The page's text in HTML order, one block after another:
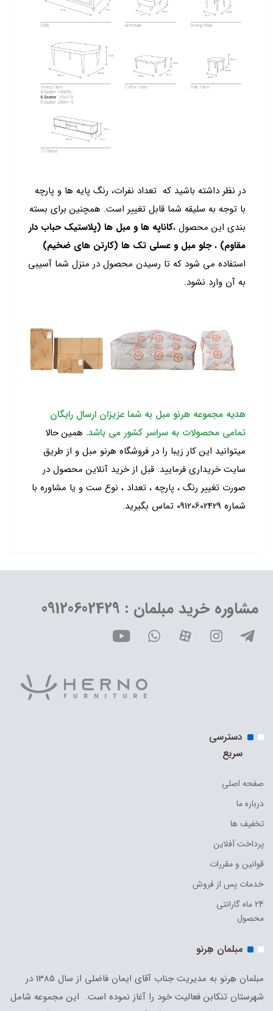
در نظر داشته باشید که تعداد نفرات، رنگ پایه ها و پارچه
با توجه به سلیقه شما قابل تغییر است. همچنین برای بسته
بندی این محصول ،کاناپه ها و مبل ها (پلاستیک حباب دار
مقاوم) ،جلو مبل و عسلی تک ها (کارتن های ضخیم)
استفاده می شود که تا رسیدن محصول در منزل شما آسیبی
به آن وارد نشود.
هدیه مجموعه هرنو مبل به شما عزیزان ارسال رایگان
تمامی محصولات به سراسر کشور می باشد. همین حالا
میتوانید این کار زیبا را در فروشگاه هرنو مبل و از طریق
سایت خریداری فرمایید. قبل از خرید آنلاین محصول در
صورت تغییر رنگ ، پارچه ، تعداد ، نوع ست و یا مشاوره با
شماره 09120602429 تماس بگیرید.
مشاوره خرید مبلمان : 09120602429
دسترسی
سریع
صفحه اصلی
درباره ما
تخفیف ها
پرداخت آفلاین
قوانین و مقررات
خدمات پس از فروش
24 ماه گارانتی
محصول
مبلمان هِرنو
مبلمان هِرنو به مدیریت جناب آقای ایمان فاضلی از سال 1385 در
شهرستان تنکابن فعالیت خود را آغاز نموده است. این مجموعه شامل